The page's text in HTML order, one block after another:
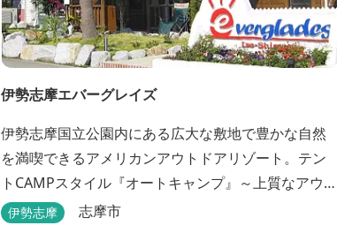
伊勢志摩エバーグレイズ
伊勢志摩国立公園内にある広大な敷地で豊かな自然
を満喫できるアメリカンアウトドアリゾート。テン
トCAMPスタイル『オートキャンプ』～上質なアウト
ドア空間『グランピングスタイル』まで多彩な宿泊
伊勢志摩 志摩市